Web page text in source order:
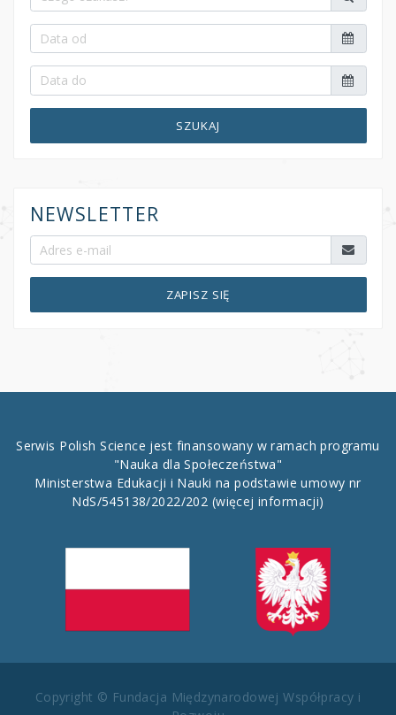
SZUKAJ
NEWSLETTER
ZAPISZ SIĘ
Serwis Polish Science jest finansowany w ramach programu
"Nauka dla Społeczeństwa"
Ministerstwa Edukacji i Nauki na podstawie umowy nr
NdS/545138/2022/202 (więcej informacji)
Copyright © Fundacja Międzynarodowej Współpracy i